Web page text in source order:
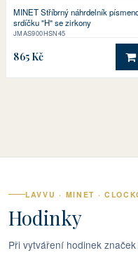
MINET Stříbrný náhrdelník
srdíčku "H" se zirkony
JMAS900HSN45
865 Kč
LAVVU · MINET ·
Hodinky
Při vytváření hodinek